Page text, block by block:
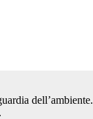
dell’ambiente.